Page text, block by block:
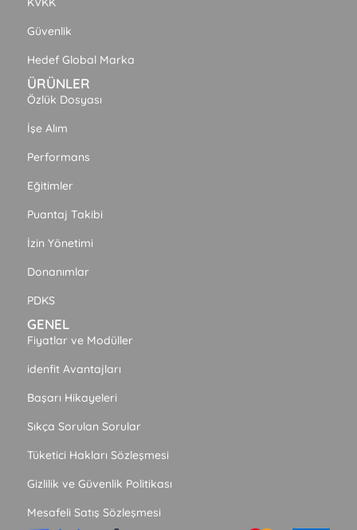
Güvenlik
Hedef Global Marka
ÜRÜNLER
Özlük Dosyası
İşe Alım
Performans
Eğitimler
Puantaj Takibi
İzin Yönetimi
Donanımlar
PDKS
GENEL
Fiyatlar ve Modüller
idenfit Avantajları
Başarı Hikayeleri
Sıkça Sorulan Sorular
Tüketici Hakları Sözleşmesi
Gizlilik ve Güvenlik Politikası
Mesafeli Satış Sözleşmesi